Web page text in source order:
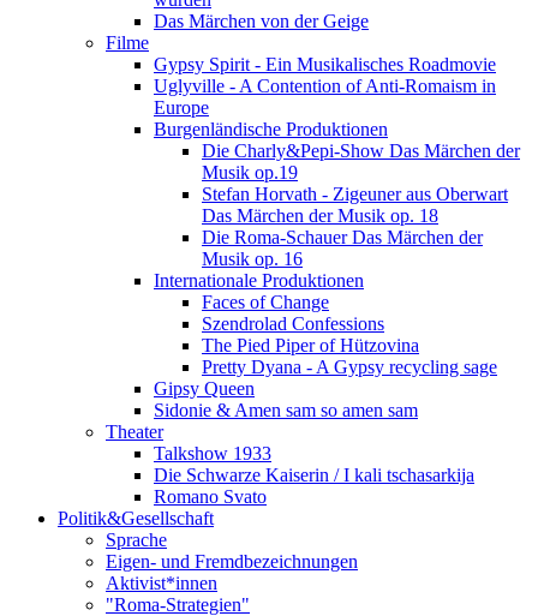
Das Märchen von der Geige
Filme
Gypsy Spirit - Ein Musikalisches Roadmovie
Uglyville - A Contention of Anti-Romaism in
Europe
Burgenländische Produktionen
Die Charly&Pepi-Show Das Märchen der
Musik op.19
Stefan Horvath - Zigeuner aus Oberwart
Das Märchen der Musik op. 18
Die Roma-Schauer Das Märchen der
Musik op. 16
Internationale Produktionen
Faces of Change
Szendrolad Confessions
The Pied Piper of Hützovina
Pretty Dyana - A Gypsy recycling sage
Gipsy Queen
Sidonie & Amen sam so amen sam
Theater
Talkshow 1933
Die Schwarze Kaiserin / I kali tschasarkija
Romano Svato
Politik&Gesellschaft
Sprache
Eigen- und Fremdbezeichnungen
Aktivist*innen
"Roma-Strategien"